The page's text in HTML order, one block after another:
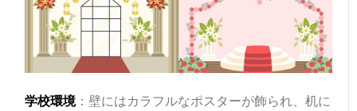
学校環境：壁にはカラフルなポスターが飾られ、机に